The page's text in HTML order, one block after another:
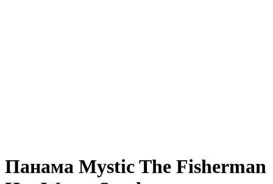
Панама Mystic The Fisherman